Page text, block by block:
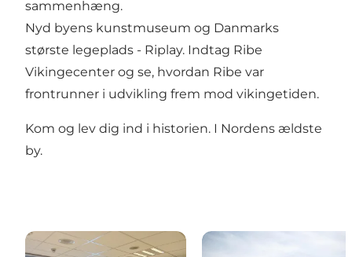
sammenhæng.
Nyd byens kunstmuseum og Danmarks
største legeplads - Riplay. Indtag Ribe
Vikingecenter og se, hvordan Ribe var
frontrunner i udvikling frem mod vikingetiden.
Kom og lev dig ind i historien. I Nordens ældste
by.